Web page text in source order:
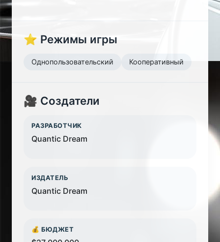
⭐ Режимы игры
Однопользовательский Кооперативный
🎥 Создатели
РАЗРАБОТЧИК
Quantic Dream
ИЗДАТЕЛЬ
Quantic Dream
💰 БЮДЖЕТ